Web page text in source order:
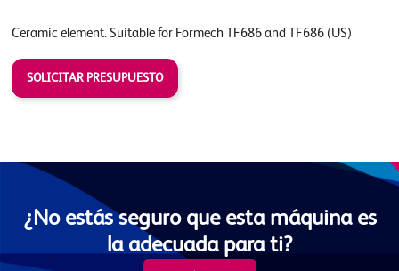
Ceramic element. Suitable for Formech TF686 and TF686 (US)
SOLICITAR PRESUPUESTO
¿No estás seguro que esta máquina es
la adecuada para ti?